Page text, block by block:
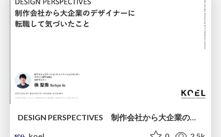
DESIGN PERSPECTIVES 制作会社から大企業のデザイナーに転職して気づいたこと